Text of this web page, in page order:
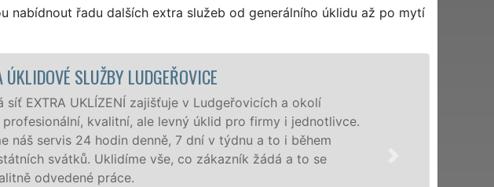
nabídnout řadu dalších extra služeb od generálního úklidu až po mytí
SLUŽBY LUDGEŘOVICE
UKLÍZENÍ zajišťuje v Ludgeřovicích a okolí
kvalitní, ale levný úklid pro firmy i jednotlivce.
24 hodin denně, 7 dní v týdnu a to i během
Uklidíme vše, co zákazník žádá a to se
práce.